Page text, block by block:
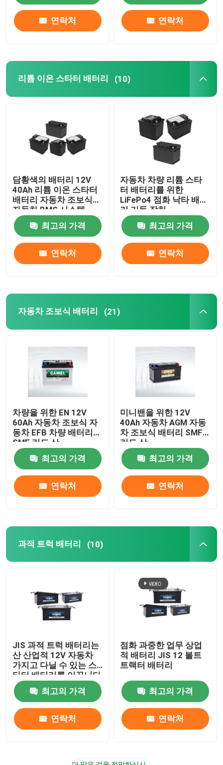
자동차 스타터 배터리
자동차 조보식 배터리
과적 트럭 배터리
산 휴식 배터리를 이끄세요
산 트랙션 배터리를 이끄세요
이중 목적 배터리
주거 에너지 저장 시스템
상업적 배터리 기억 장치 시스템
연락처 연락처
리튬 이온 스타터 배터리 (10)
담황색의 배터리 12V
40Ah 리튬 이온 스타터
배터리 자동차 조보식
자동차 BMS 시스템
최고의 가격
연락처
자동차 차량 리튬 스타
터 배터리를 위한
LiFePo4 점화 낙타 배터
리 기동 장치
최고의 가격
연락처
자동차 조보식 배터리 (21)
차량을 위한 EN 12V
60Ah 자동차 조보식 자
동차 EFB 차량 배터리
SMF 리드 산
최고의 가격
연락처
미니밴을 위한 12V
40Ah 자동차 AGM 자동
차 조보식 배터리 SMF
리드 산
최고의 가격
연락처
과적 트럭 배터리 (10)
JIS 과적 트럭 배터리는
산 산업적 12V 자동차
가지고 다닐 수 있는 스
타터 배터리를 이끕니다
최고의 가격
연락처
점화 과중한 업무 상업
적 배터리 JIS 12 볼트
트랙터 배터리
최고의 가격
연락처